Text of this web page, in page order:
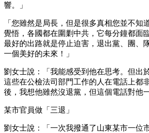
響。」
「您雖然是局長，但是很多真相您並不知
覺悟，各國都在圍剿中共，它每分鐘都面
最好的出路就是停止迫害，退出黨、團、
一個美好的未來！」
劉女士說：「我能感受到他在思考。但出
這些在公檢法司部門工作的人在電話上都
後，我想他雖然沒退黨，但這個電話對他
某市官員做「三退」
劉女士說：「一次我撥通了山東某市一位